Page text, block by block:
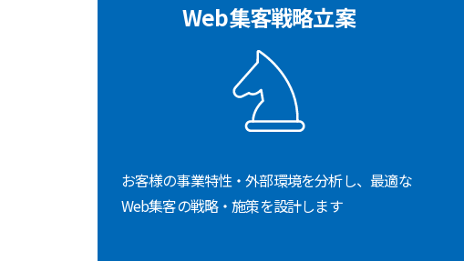
Web集客戦略立案
お客様の事業特性・外部環境を分析し、最適な
Web集客の戦略・施策を設計します